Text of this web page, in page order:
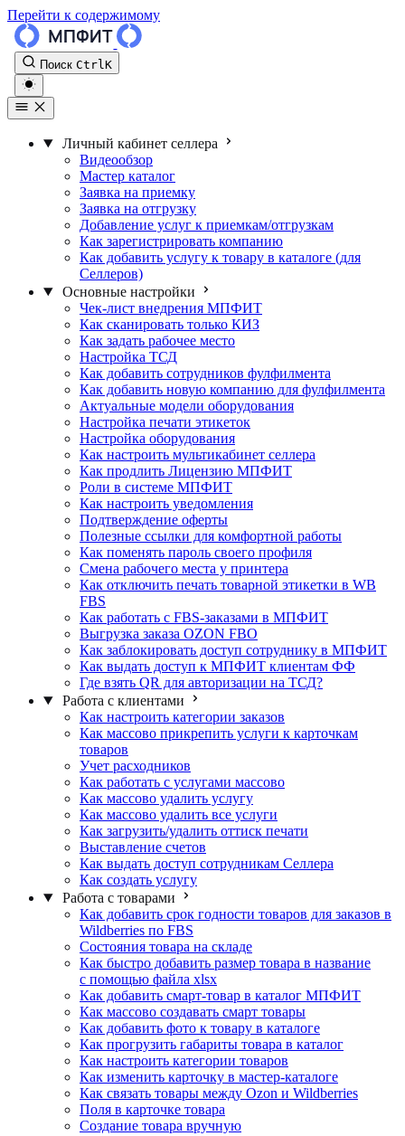
Перейти к содержимому
Поиск Ctrl K
Личный кабинет селлера
Видеообзор
Мастер каталог
Заявка на приемку
Заявка на отгрузку
Добавление услуг к приемкам/отгрузкам
Как зарегистрировать компанию
Как добавить услугу к товару в каталоге (для
Селлеров)
Основные настройки
Чек-лист внедрения МПФИТ
Как сканировать только КИЗ
Как задать рабочее место
Настройка ТСД
Как добавить сотрудников фулфилмента
Как добавить новую компанию для фулфилмента
Актуальные модели оборудования
Настройка печати этикеток
Настройка оборудования
Как настроить мультикабинет селлера
Как продлить Лицензию МПФИТ
Роли в системе МПФИТ
Как настроить уведомления
Подтверждение оферты
Полезные ссылки для комфортной работы
Как поменять пароль своего профиля
Смена рабочего места у принтера
Как отключить печать товарной этикетки в WB
FBS
Как работать с FBS-заказами в МПФИТ
Выгрузка заказа OZON FBO
Как заблокировать доступ сотруднику в МПФИТ
Как выдать доступ к МПФИТ клиентам ФФ
Где взять QR для авторизации на ТСД?
Работа с клиентами
Как настроить категории заказов
Как массово прикрепить услуги к карточкам
товаров
Учет расходников
Как работать с услугами массово
Как массово удалить услугу
Как массово удалить все услуги
Как загрузить/удалить оттиск печати
Выставление счетов
Как выдать доступ сотрудникам Селлера
Как создать услугу
Работа с товарами
Как добавить срок годности товаров для заказов в
Wildberries по FBS
Состояния товара на складе
Как быстро добавить размер товара в название
с помощью файла xlsx
Как добавить смарт-товар в каталог МПФИТ
Как массово создавать смарт товары
Как добавить фото к товару в каталоге
Как прогрузить габариты товара в каталог
Как настроить категории товаров
Как изменить карточку в мастер-каталоге
Как связать товары между Ozon и Wildberries
Поля в карточке товара
Создание товара вручную